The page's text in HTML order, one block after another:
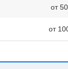
от
от